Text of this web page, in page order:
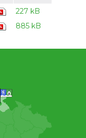
227 kB
885 kB